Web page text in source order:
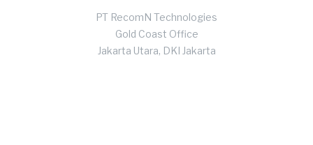
PT RecomN Technologies
Gold Coast Office
Jakarta Utara, DKI Jakarta